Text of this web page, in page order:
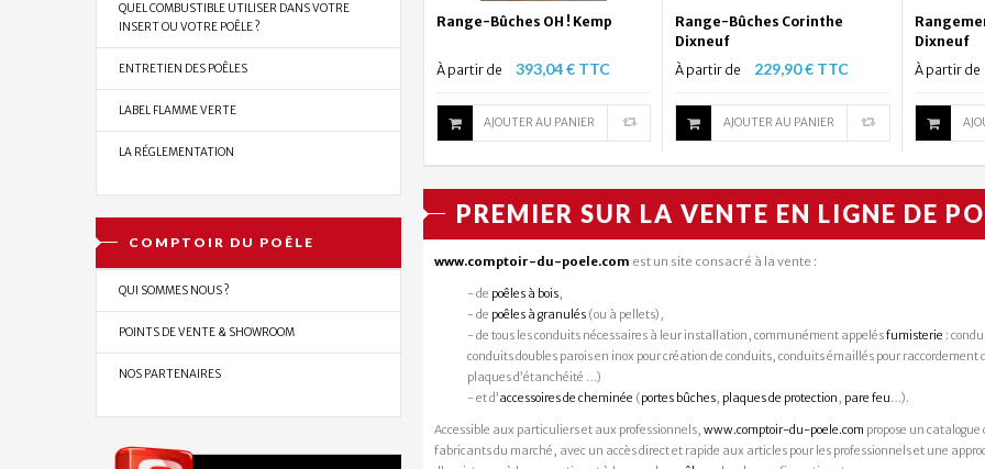
QUEL COMBUSTIBLE UTILISER DANS VOTRE
INSERT OU VOTRE POÊLE ?
ENTRETIEN DES POÊLES
LABEL FLAMME VERTE
LA RÉGLEMENTATION
COMPTOIR DU POÊLE
QUI SOMMES NOUS ?
POINTS DE VENTE & SHOWROOM
NOS PARTENAIRES
Range-Bûches OH ! Kemp
À partir de 393,04 € TTC
AJOUTER AU PANIER
Range-Bûches Corinthe
Dixneuf
À partir de
229,90 € TTC
AJOUTER AU PANIER
Dixneuf
À partir de
-25%
Tubage flexible double inox
À partir de
600,77 € TTC
Range-Bûches Sahara Dixneuf
À partir de 136,00 € TTC
À partir de
PREMIER SUR LA VENTE EN LIGNE DE
www.comptoir-du-poele.com est un site consacré à la vente :
- de poêles à bois,
- de poêles à granulés(ou à pellets),
- de tous les conduits nécessaires à leur installation, communément appelésfumisterie :
conduits doubles parois en inox pour création de conduits, conduits émaillés pour
plaques d’étanchéité …)
- et d’accessoires de cheminée (portes bûches, plaques de protection, pare feu…).
Accessible aux particuliers et aux professionnels, www.comptoir-du-poele.com propose un
fabricants du marché, avec un accès direct et rapide aux articles pour les professionnels et une